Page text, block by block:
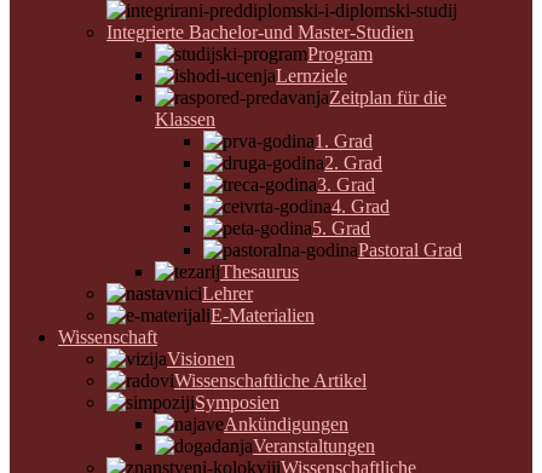
Integrierte Bachelor-und Master-Studien
Program
Lernziele
Zeitplan für die
Klassen
1. Grad
2. Grad
3. Grad
4. Grad
5. Grad
Pastoral Grad
Thesaurus
Lehrer
E-Materialien
Wissenschaft
Visionen
Wissenschaftliche Artikel
Symposien
Ankündigungen
Veranstaltungen
Wissenschaftliche